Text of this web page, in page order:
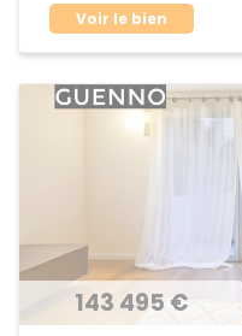
Voir le bien
143 495 €